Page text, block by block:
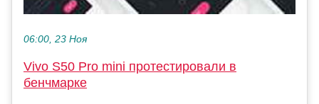
06:00, 23 Ноя
Vivo S50 Pro mini протестировали в
бенчмарке